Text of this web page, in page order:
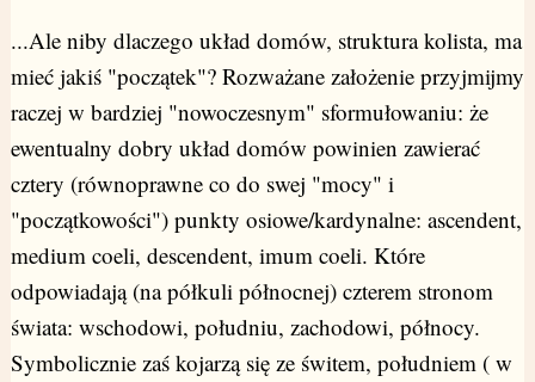
...Ale niby dlaczego układ domów, struktura kolista, ma
mieć jakiś "początek"? Rozważane założenie przyjmijmy
raczej w bardziej "nowoczesnym" sformułowaniu: że
ewentualny dobry układ domów powinien zawierać
cztery (równoprawne co do swej "mocy" i
"początkowości") punkty osiowe/kardynalne: ascendent,
medium coeli, descendent, imum coeli. Które
odpowiadają (na półkuli północnej) czterem stronom
świata: wschodowi, południu, zachodowi, północy.
Symbolicznie zaś kojarzą się ze świtem, południem ( w